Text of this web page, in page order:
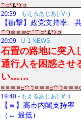
20:39 - もえるあじあ(･∀･)
【衝撃】政党支持率、
20:09 - U-1 NEWS.
石畳の路地に突入
通行人を困惑させ
い……
19:40 - もえるあじあ(･∀･)
【ｗ】高市内閣支持
（← 最低）